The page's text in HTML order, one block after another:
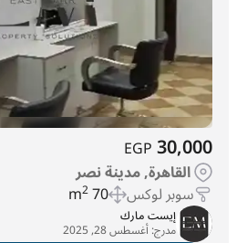
30,000
EGP
القاهرة, مدينة نصر
سوبر لوكس 70 m
2
إيست مارك
مدرج:أغسطس 28, 2025